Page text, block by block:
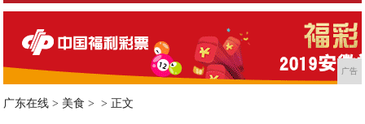
广告
广东在线 > 美食 > > 正文